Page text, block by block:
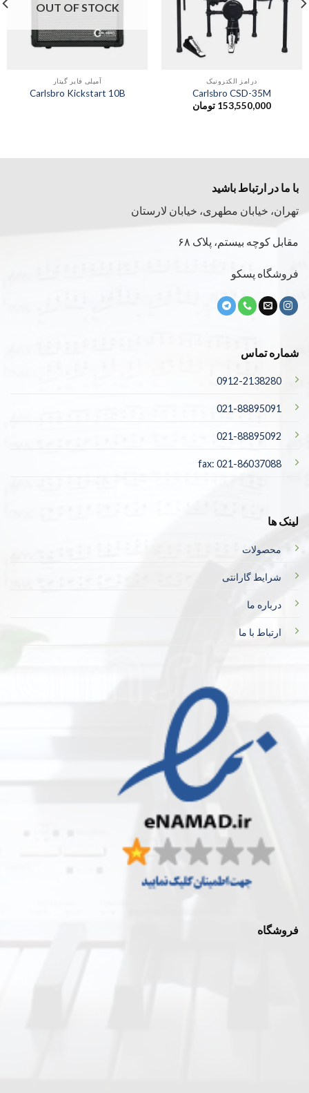
درامز الکترونیک
Carlsbro CSD-35M
153,550,000 تومان
OUT OF STOCK
آمپلی فایر گیتار
Carlsbro Kickstart 10B
با ما در ارتباط باشید
تهران، خیابان مطهری، خیابان لارستان
مقابل کوچه بیستم، پلاک ۶۸
فروشگاه پسکو
شماره تماس
0912-2138280
021-88895091
021-88895092
fax: 021-86037088
لینک ها
محصولات
شرایط گارانتی
درباره ما
ارتباط با ما
فروشگاه